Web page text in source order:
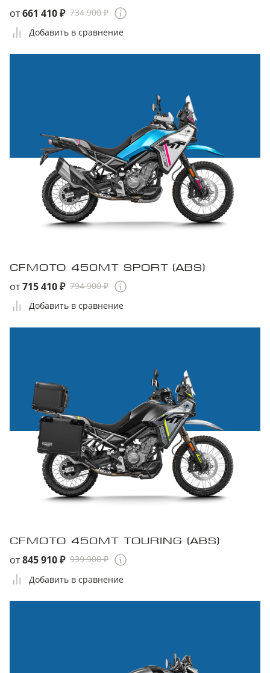
от661 410 ₽ 734 900 ₽
Добавить в сравнение
CFMOTO 450MT SPORT (ABS)
от715 410 ₽ 794 900 ₽
Добавить в сравнение
CFMOTO 450MT TOURING (ABS)
от845 910 ₽ 939 900 ₽
Добавить в сравнение